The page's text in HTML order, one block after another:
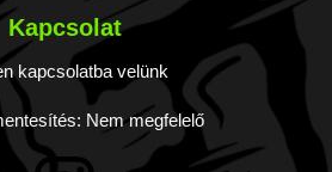
Kapcsolat
kapcsolatba velünk
Nem megfelelő